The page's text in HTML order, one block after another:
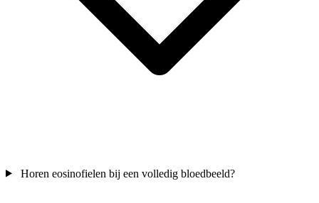
Horen eosinofielen bij een volledig bloedbeeld?